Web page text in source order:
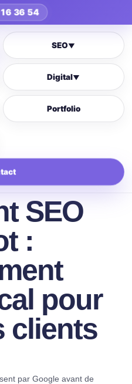
36 54
SEO▼
Digital▼
Portfolio
SEO
:
pour
clients
par Google avant de